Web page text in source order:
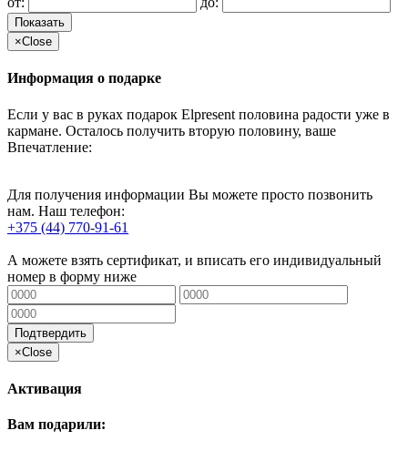
Показать
×Close
Информация о подарке
Если у вас в руках подарок Elpresent половина радости уже в
кармане. Осталось получить вторую половину, ваше
Впечатление:
Для получения информации Вы можете просто позвонить
нам. Наш телефон:
+375 (44) 770-91-61
А можете взять сертификат, и вписать его индивидуальный
номер в форму ниже
Подтвердить
×Close
Активация
Вам подарили: